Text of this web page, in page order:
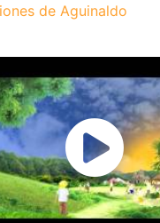
de Aguinaldo